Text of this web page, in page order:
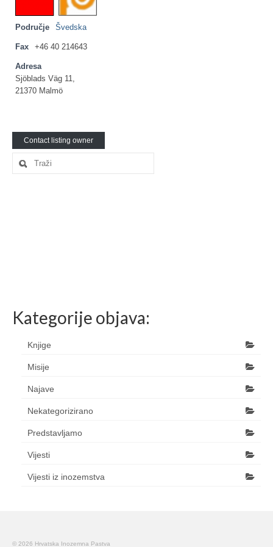
Ljetna škola
Kontakt
Područje Švedska
Fax +46 40 214643
Adresa
Sjöblads Väg 11,
21370 Malmö
Contact listing owner
Search
for:
Kategorije objava:
Knjige
Misije
Najave
Nekategorizirano
Predstavljamo
Vijesti
Vijesti iz inozemstva
© 2026 Hrvatska Inozemna Pastva